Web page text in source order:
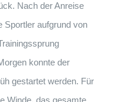
Nach der Anreise
Sportler aufgrund von
konnte der
gestartet werden. Für
Winde, das gesamte